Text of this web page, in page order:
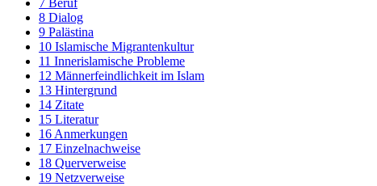
7 Beruf
8 Dialog
9 Palästina
10 Islamische Migrantenkultur
11 Innerislamische Probleme
12 Männerfeindlichkeit im Islam
13 Hintergrund
14 Zitate
15 Literatur
16 Anmerkungen
17 Einzelnachweise
18 Querverweise
19 Netzverweise